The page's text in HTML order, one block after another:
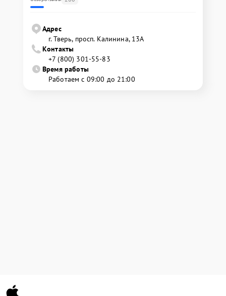
Адрес
г. Тверь, просп. Калинина, 13А
Контакты
+7 (800) 301-55-83
Время работы
Работаем с 09:00 до 21:00